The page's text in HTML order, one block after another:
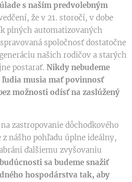
s naším predvolebným
že v 21. storočí, v dobe
plných automatizovaných
spoločnosť dostatočne
našich rodičov a starých
postarať. Nikdy nebudeme
ľudia musia mať povinnosť
možnosti odísť na zaslúžený
zastropovanie dôchodkového
nášho pohľadu úplne ideálny,
ďalšiemu zvyšovaniu
sa budeme snažiť
hospodárstva tak, aby